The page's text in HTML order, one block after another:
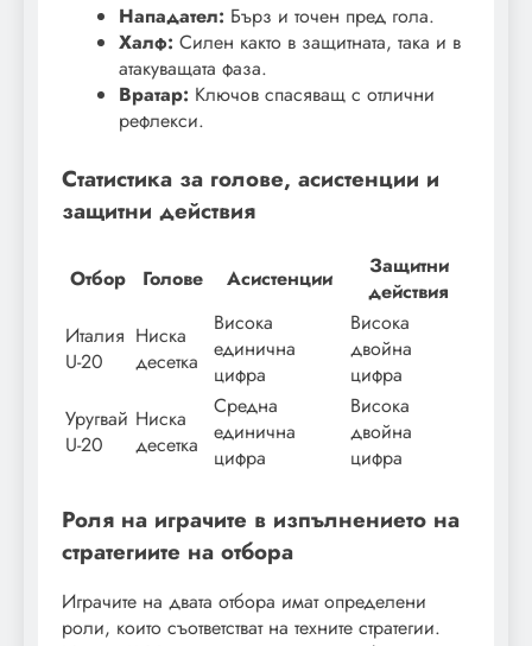
Нападател: Бърз и точен пред гола.
Халф: Силен както в защитната, така и в
атакуващата фаза.
Вратар: Ключов спасяващ с отлични
рефлекси.
Статистика за голове, асистенции и
защитни действия
Отбор Голове Асистенции
Защитни
действия
Италия
U-20
Ниска
десетка
Висока
единична
цифра
Висока
двойна
цифра
Уругвай
U-20
Ниска
десетка
Средна
единична
цифра
Висока
двойна
цифра
Роля на играчите в изпълнението на
стратегиите на отбора
Играчите на двата отбора имат определени
роли, които съответстват на техните стратегии.